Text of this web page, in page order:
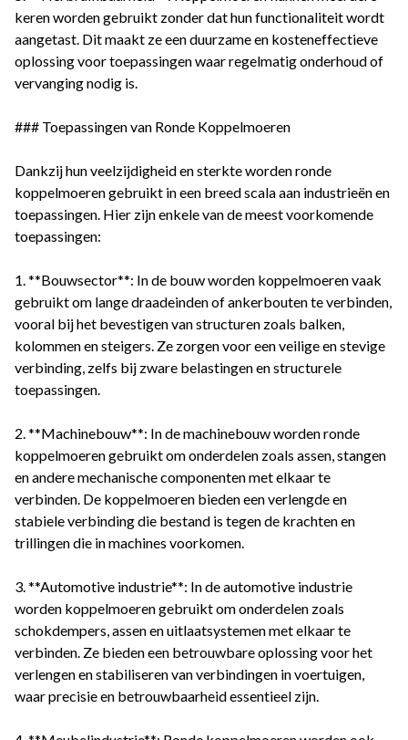
keren worden gebruikt zonder dat hun functionaliteit wordt
aangetast. Dit maakt ze een duurzame en kosteneffectieve
oplossing voor toepassingen waar regelmatig onderhoud of
vervanging nodig is.
### Toepassingen van Ronde Koppelmoeren
Dankzij hun veelzijdigheid en sterkte worden ronde
koppelmoeren gebruikt in een breed scala aan industrieën en
toepassingen. Hier zijn enkele van de meest voorkomende
toepassingen:
1. **Bouwsector**: In de bouw worden koppelmoeren vaak
gebruikt om lange draadeinden of ankerbouten te verbinden,
vooral bij het bevestigen van structuren zoals balken,
kolommen en steigers. Ze zorgen voor een veilige en stevige
verbinding, zelfs bij zware belastingen en structurele
toepassingen.
2. **Machinebouw**: In de machinebouw worden ronde
koppelmoeren gebruikt om onderdelen zoals assen, stangen
en andere mechanische componenten met elkaar te
verbinden. De koppelmoeren bieden een verlengde en
stabiele verbinding die bestand is tegen de krachten en
trillingen die in machines voorkomen.
3. **Automotive industrie**: In de automotive industrie
worden koppelmoeren gebruikt om onderdelen zoals
schokdempers, assen en uitlaatsystemen met elkaar te
verbinden. Ze bieden een betrouwbare oplossing voor het
verlengen en stabiliseren van verbindingen in voertuigen,
waar precisie en betrouwbaarheid essentieel zijn.